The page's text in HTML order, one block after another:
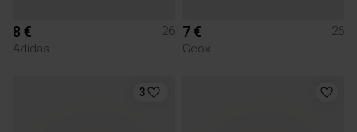
8 €
26
Adidas
7 €
26
Geox
3